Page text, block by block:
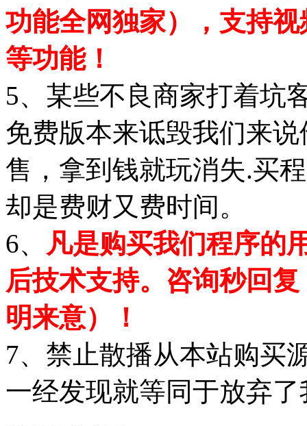
功能全网独家），支持
等功能！
5、某些不良商家打着坑
免费版本来诋毁我们来
售，拿到钱就玩消失.买
却是费财又费时间。
6、
凡是购买我们程序的
后技术支持。咨询秒回
明来意）！
7、禁止散播从本站购买
一经发现就等同于放弃